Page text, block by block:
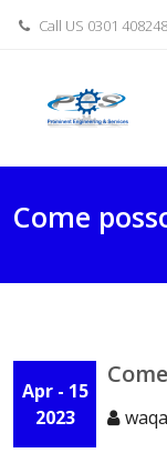
Call US 0301
Come
Apr - 15
2023